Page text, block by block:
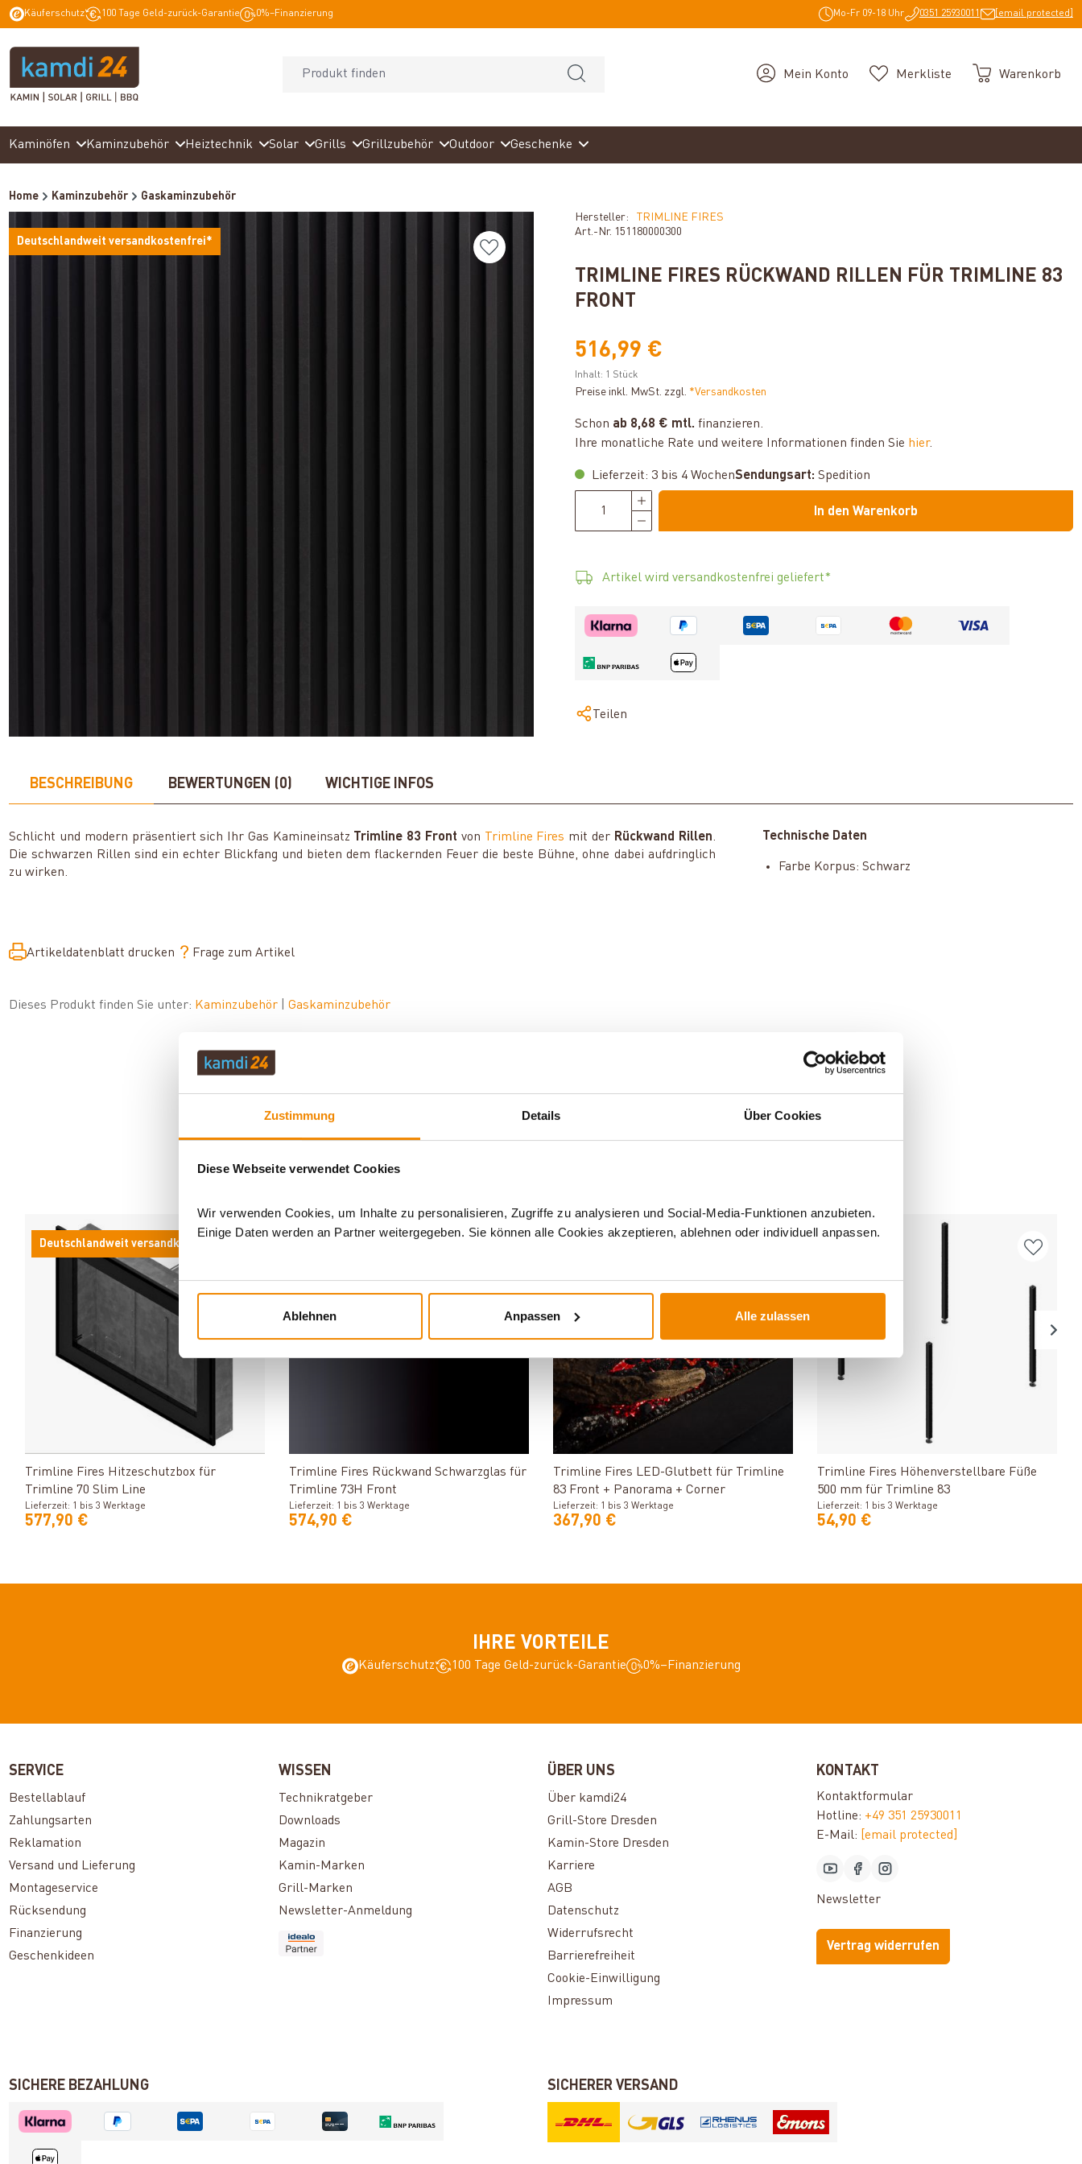
Zustimmung Details Über Cookies
Diese Webseite verwendet Cookies
Wir verwenden Cookies, um Inhalte zu personalisieren, Zugriffe zu analysieren und Social-Media-Funktionen anzubieten.
Einige Daten werden an Partner weitergegeben. Sie können alle Cookies akzeptieren, ablehnen oder individuell anpassen.
Ablehnen Anpassen Alle zulassen
Zur Hauptnavigation springen
Käuferschutz 100 Tage Geld-zurück-Garantie 0%–Finanzierung Mo-Fr 09-18 Uhr 0351 25930011 [email protected]
Mein Konto Merkliste Warenkorb
Kaminöfen Kaminzubehör Heiztechnik Solar Grills Grillzubehör Outdoor Geschenke
Home Kaminzubehör Gaskaminzubehör
Deutschlandweit versandkostenfrei*
Hersteller:
TRIMLINE FIRES
Art.-Nr. 151180000300
TRIMLINE FIRES RÜCKWAND RILLEN FÜR TRIMLINE 83
FRONT
516,99 €
Inhalt: 1 Stück
Preise inkl. MwSt. zzgl. *Versandkosten
Schon ab 8,68 € mtl. finanzieren.
Ihre monatliche Rate und weitere Informationen finden Sie hier.
Lieferzeit: 3 bis 4 WochenSendungsart: Spedition
In den Warenkorb
Artikel wird versandkostenfrei geliefert*
Teilen
BESCHREIBUNG BEWERTUNGEN (0) WICHTIGE INFOS
Schlicht und modern präsentiert sich Ihr Gas Kamineinsatz Trimline 83 Front von Trimline Fires mit der Rückwand Rillen.
Die schwarzen Rillen sind ein echter Blickfang und bieten dem flackernden Feuer die beste Bühne, ohne dabei aufdringlich
zu wirken.
Technische Daten
Farbe Korpus: Schwarz
Artikeldatenblatt drucken Frage zum Artikel
Dieses Produkt finden Sie unter: Kaminzubehör |Gaskaminzubehör
ANDERE INTERESSIERTEN SICH AUCH DAFÜR
Deutschlandweit versandkostenfrei*
Trimline Fires Hitzeschutzbox für
Trimline 70 Slim Line
Lieferzeit: 1 bis 3 Werktage
577,90 €
Trimline Fires Rückwand Schwarzglas für
Trimline 73H Front
Lieferzeit: 1 bis 3 Werktage
574,90 €
Trimline Fires LED-Glutbett für Trimline
83 Front + Panorama + Corner
Lieferzeit: 1 bis 3 Werktage
367,90 €
Produkt ansehen
Trimline Fires Höhenverstellbare Füße
500 mm für Trimline 83
Lieferzeit: 1 bis 3 Werktage
54,90 €
IHRE VORTEILE
Käuferschutz 100 Tage Geld-zurück-Garantie 0%–Finanzierung
SERVICE
Bestellablauf
Zahlungsarten
Reklamation
Versand und Lieferung
Montageservice
Rücksendung
Finanzierung
Geschenkideen
WISSEN
Technikratgeber
Downloads
Magazin
Kamin-Marken
Grill-Marken
Newsletter-Anmeldung
ÜBER UNS
Über kamdi24
Grill-Store Dresden
Kamin-Store Dresden
Karriere
AGB
Datenschutz
Widerrufsrecht
Barrierefreiheit
Cookie-Einwilligung
Impressum
KONTAKT
Kontaktformular
Hotline: +49 351 25930011
E-Mail:
[email protected]
Newsletter
Vertrag widerrufen
SICHERE BEZAHLUNG SICHERER VERSAND